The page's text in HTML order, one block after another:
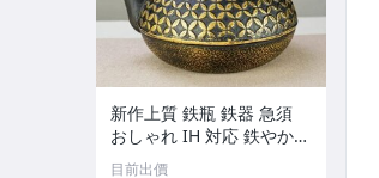
新作上質 鉄瓶 鉄器 急須
おしゃれ IH 対応 鉄やかん
鉄分補給 900ml
目前出價